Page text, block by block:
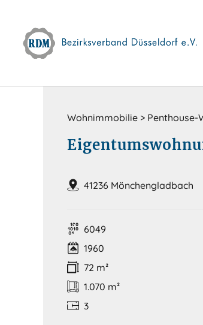
content
Wohnimmobilie > Penthouse-
41236 Mönchengladbach
6049
1960
72 m²
1.070 m²
3